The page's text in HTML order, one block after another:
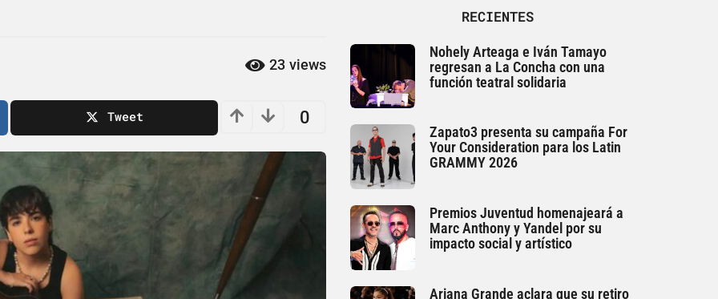
23 views
0
Tweet
RECIENTES
Nohely Arteaga e Iván Tamayo
regresan a La Concha con una
función teatral solidaria
Zapato3 presenta su campaña For
Your Consideration para los Latin
GRAMMY 2026
Premios Juventud homenajeará a
Marc Anthony y Yandel por su
impacto social y artístico
Ariana Grande aclara que su retiro